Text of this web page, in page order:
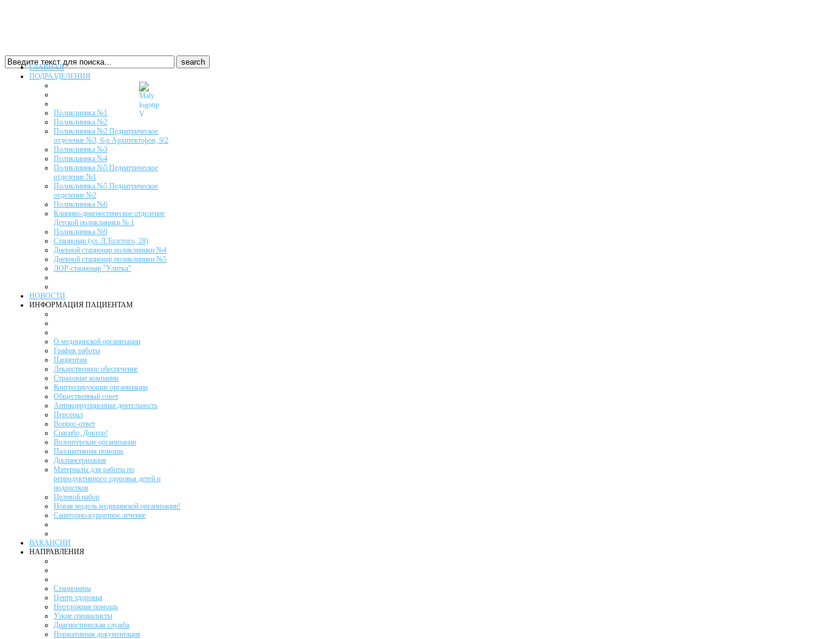
ГЛАВНАЯ
ПОДРАЗДЕЛЕНИЯ
Поликлиника №1
Поликлиника №2
Поликлиника №2 Педиатрическое
отделение №3, б-р Архитекторов, 9/2
Поликлиника №3
Поликлиника №4
Поликлиника №5 Педиатрическое
отделение №1
Поликлиника №5 Педиатрическое
отделение №2
Поликлиника №6
Клинико-диагностическое отделение
Детской поликлиники № 1
Поликлиника №9
Стационар (ул. Л.Толстого, 28)
Дневной стационар поликлиники №4
Дневной стационар поликлиники №5
ЛОР-стационар "Улитка"
НОВОСТИ
ИНФОРМАЦИЯ ПАЦИЕНТАМ
О медицинской организации
График работы
Пациентам
Лекарственное обеспечение
Страховые компании
Контролирующие организации
Общественный совет
Антикоррупционная деятельность
Персонал
Вопрос-ответ
Спасибо, Доктор!
Волонтёрские организации
Паллиативная помощь
Диспансеризация
Материалы для работы по
репродуктивного здоровья детей и
подростков
Целевой набор
Новая модель медицинской организации!
Санаторно-курортное лечение
ВАКАНСИИ
НАПРАВЛЕНИЯ
Стационары
Центр здоровья
Неотложная помощь
Узкие специалисты
Диагностическая служба
Нормативная документация